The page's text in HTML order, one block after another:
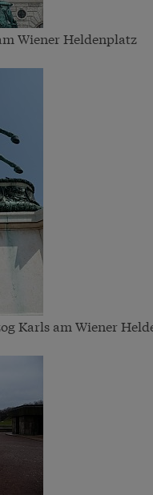
Wiener Heldenplatz
Karls am Wiener